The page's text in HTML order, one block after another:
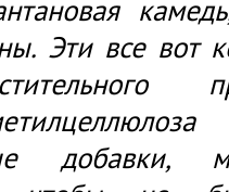
Эти все вот
добавки,